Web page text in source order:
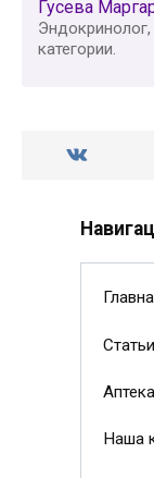
Гусева
категории.
Статьи
Аптека
Наша